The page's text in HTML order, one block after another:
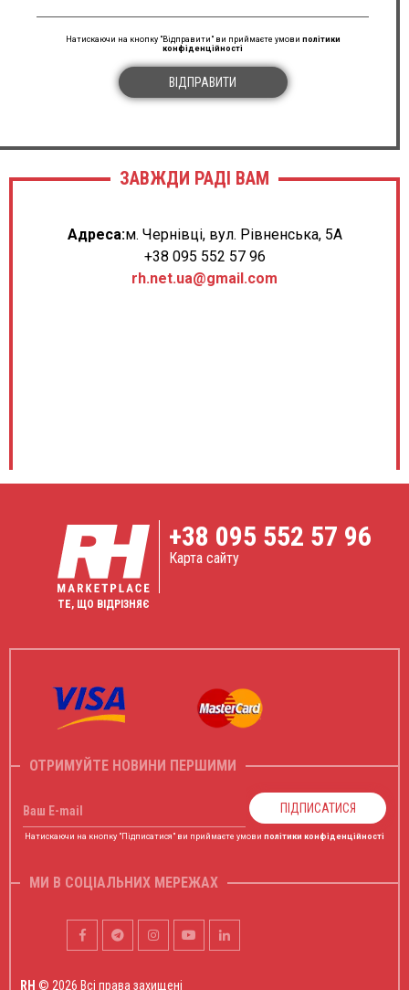
Натискаючи на кнопку "Відправити" ви приймаєте умови політики
конфіденційності
ВІДПРАВИТИ
ЗАВЖДИ РАДІ ВАМ
Адреса:м. Чернівці, вул. Рівненська, 5А
+38 095 552 57 96
rh.net.ua@gmail.com
ТЕ, ЩО ВІДРІЗНЯЄ
+38 095 552 57 96
Карта сайту
ОТРИМУЙТЕ НОВИНИ ПЕРШИМИ
Ваш E-mail ПІДПИСАТИСЯ
Натискаючи на кнопку "Підписатися" ви приймаєте умови політики конфіденційності
МИ В СОЦІАЛЬНИХ МЕРЕЖАХ
RH © 2026 Всі права захищені